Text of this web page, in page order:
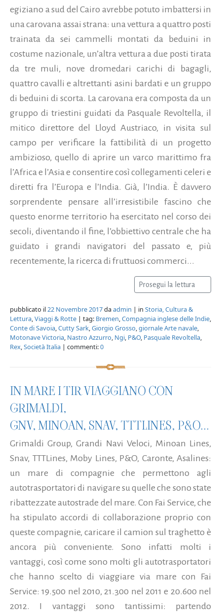
egiziano a sud del Cairo avrebbe potuto imbattersi in
una carovana assai strana: una vettura a quattro posti
trainata da sei cammelli montati da beduini in
costume nazionale, un’altra vettura a due posti tirata
da tre muli, nove dromedari carichi di bagagli,
quattro cavalli e altrettanti asini bardati e un gruppo
di beduini di scorta. La carovana era composta da un
gruppo di triestini guidati da Pasquale Revoltella, il
mitico direttore del Lloyd Austriaco, in visita sul
campo per verificare la fattibilità di un progetto
ambizioso, quello di aprire un varco marittimo fra
l’Africa e l’Asia e consentire così collegamenti celeri e
diretti fra l’Europa e l’India. Già, l’India. È davvero
sorprendente pensare all’irresistibile fascino che
questo enorme territorio ha esercitato nel corso dei
secoli, diventando il fine, l’obbiettivo centrale che ha
guidato i grandi navigatori del passato e, più
recentemente, la ricerca di fruttuosi commerci...
Prosegui la lettura
pubblicato il22 Novembre 2017daadmin | in Storia, Cultura &
Lettura,Viaggi & Rotte | tag: Bremen,Compagnia inglese delle Indie,
Conte di Savoia,Cutty Sark,Giorgio Grosso,giornale Arte navale,
Motonave Victoria, Nastro Azzurro, Ngi, P&O, Pasquale Revoltella,
Rex,Società Italia | commenti:0
IN MARE I TIR VIAGGIANO CON
GRIMALDI,
GNV, MINOAN, SNAV, TTTLINES, P&O...
Grimaldi Group, Grandi Navi Veloci, Minoan Lines,
Snav, TTTLines, Moby Lines, P&O, Caronte, Asalines:
un mare di compagnie che permettono agli
autotrasportatori di navigare su quelle che sono state
ribattezzate autostrade del mare. Con Fai Service, che
ha stipulato accordi di collaborazione proprio con
queste compagnie, caricare il camion sul traghetto è
ancora più conveniente. Sono infatti molti i
vantaggi, così come sono molti gli autotrasportatori
che hanno scelto di viaggiare via mare con Fai
Service: 19.500 nel 2010, 21.300 nel 2011 e 20.600 nel
2012. I vantaggi sono tantissimi: partendo